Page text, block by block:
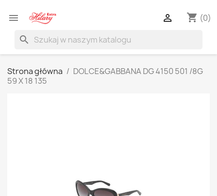
 shopping_cart (0)

search
Strona główna
DOLCE&GABBANA DG 4150 501 /8G
59 X 18 135